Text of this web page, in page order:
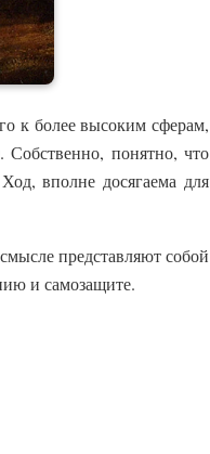
к более высоким сферам,
. Собственно, понятно, что
вполне досягаема для
и самозащите.